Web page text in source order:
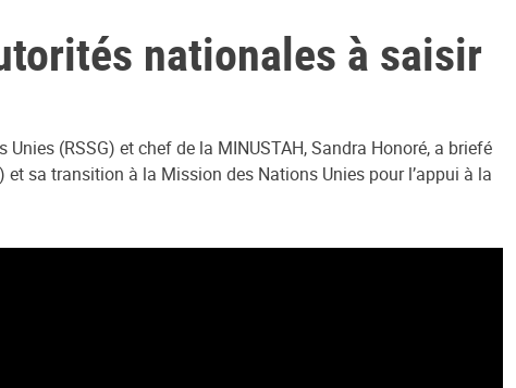
nationales à saisir
(RSSG) et chef de la MINUSTAH, Sandra Honoré, a briefé
sa transition à la Mission des Nations Unies pour l’appui à la